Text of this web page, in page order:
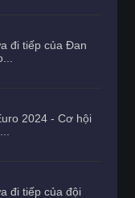
đi tiếp của Đan
2024 - Cơ hội
đi tiếp của đội